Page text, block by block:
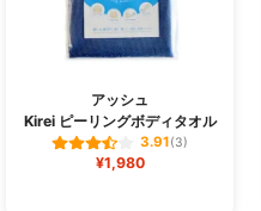
アッシュ
Kirei ピーリングボディタオル
3.91(3)
¥1,980